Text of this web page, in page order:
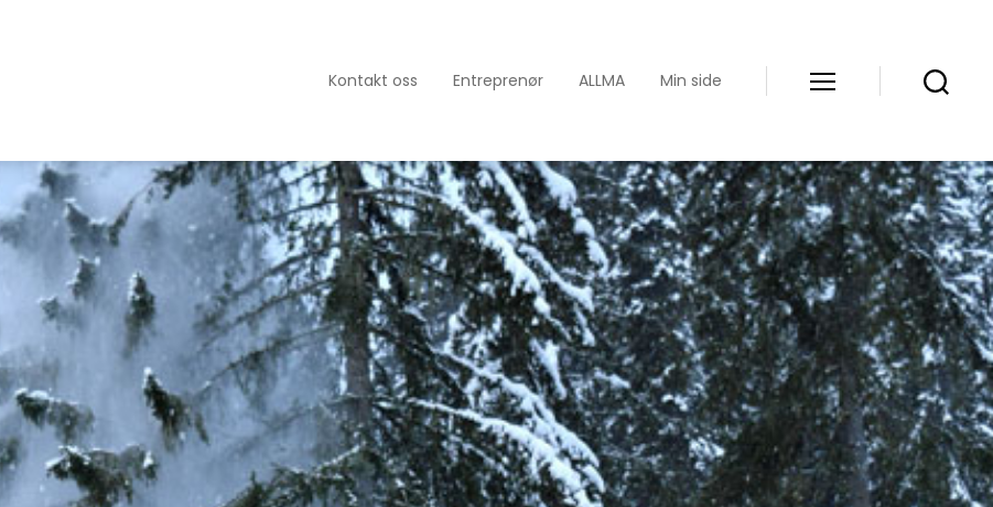
Kontakt oss Entreprenør ALLMA Min side